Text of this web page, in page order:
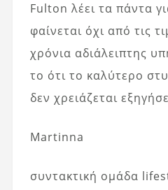
Fulton λέει τα πάντα
φαίνεται όχι από τις
χρόνια αδιάλειπτης
το ότι το καλύτερο
δεν χρειάζεται
Martinna
συντακτική ομάδα